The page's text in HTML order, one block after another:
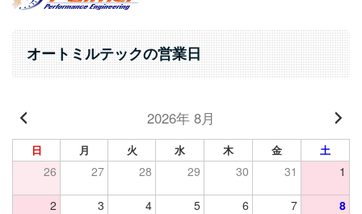
オートミルテックの営業日
2026年 8月
日 月 火 水 木 金 土
26 27 28 29 30 31 1
2 3 4 5 6 7 8